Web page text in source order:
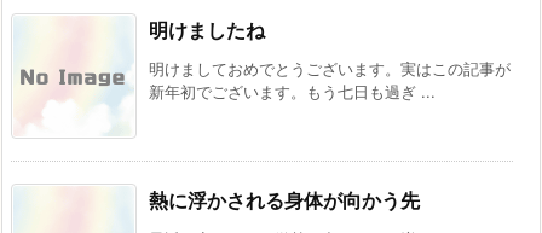
明けましたね
明けましておめでとうございます。実はこの記事が
新年初でございます。もう七日も過ぎ ...
熱に浮かされる身体が向かう先